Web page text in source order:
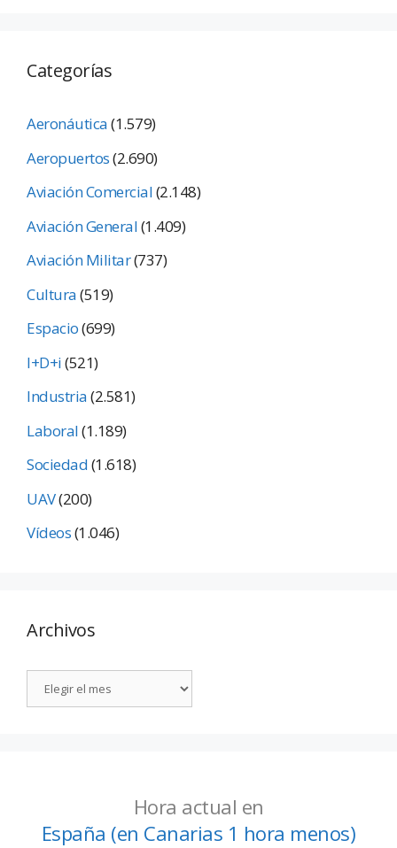
Categorías
Aeronáutica(1.579)
Aeropuertos(2.690)
Aviación Comercial(2.148)
Aviación General(1.409)
Aviación Militar(737)
Cultura(519)
Espacio(699)
I+D+i(521)
Industria(2.581)
Laboral(1.189)
Sociedad(1.618)
UAV(200)
Vídeos(1.046)
Archivos
Hora actual en
España (en Canarias 1 hora menos)